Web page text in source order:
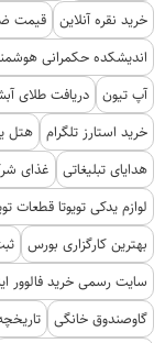
خرید نقره آنلاین قیمت
اندیشکده حکمرانی
آپ تیون دریافت طلای
خرید استارز تلگرام
هتل
هدایای تبلیغاتی
غذای
لوازم یدکی تویوتا قطعات
بهترین کارگزاری بورس
سایت رسمی خرید فالوور
گاوصندوق خانگی